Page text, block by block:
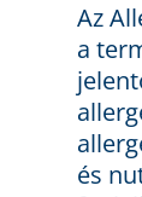
Az
a
és